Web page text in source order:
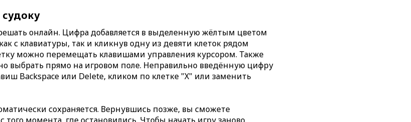
онлайн. Цифра добавляется в выделенную жёлтым цветом
с клавиатуры, так и кликнув одну из девяти клеток рядом
можно перемещать клавишами управления курсором. Также
выбрать прямо на игровом поле. Неправильно введённую цифру
Backspace или Delete, кликом по клетке "X" или заменить
сохраняется. Вернувшись позже, вы сможете